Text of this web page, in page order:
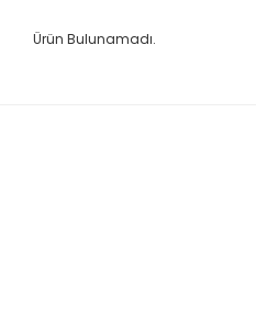
Ürün Bulunamadı.